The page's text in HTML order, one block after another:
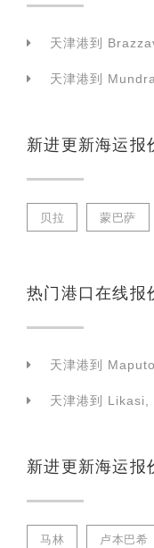
天津港到
天津港到
新进更新海运报
贝拉 蒙巴萨
热门港口在线报
天津港到
天津港到 Likasi,
新进更新海运报
马林 卢本巴希